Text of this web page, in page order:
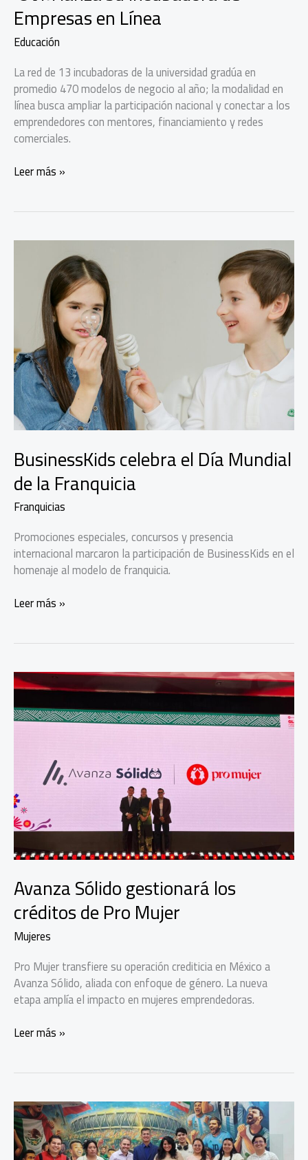
Empresas en Línea
Educación
La red de 13 incubadoras de la universidad gradúa en
promedio 470 modelos de negocio al año; la modalidad en
línea busca ampliar la participación nacional y conectar a los
emprendedores con mentores, financiamiento y redes
comerciales.
UVM
de
Leer más »
BusinessKids celebra el Día Mundial
de la Franquicia
Franquicias
Promociones especiales, concursos y presencia
internacional marcaron la participación de BusinessKids en el
homenaje al modelo de franquicia.
BusinessKids
Mundial
de
la
Franquicia
Leer más »
Avanza Sólido gestionará los
créditos de Pro Mujer
Mujeres
Pro Mujer transfiere su operación crediticia en México a
Avanza Sólido, aliada con enfoque de género. La nueva
etapa amplía el impacto en mujeres emprendedoras.
Avanza
créditos
de
Pro
Mujer
Leer más »